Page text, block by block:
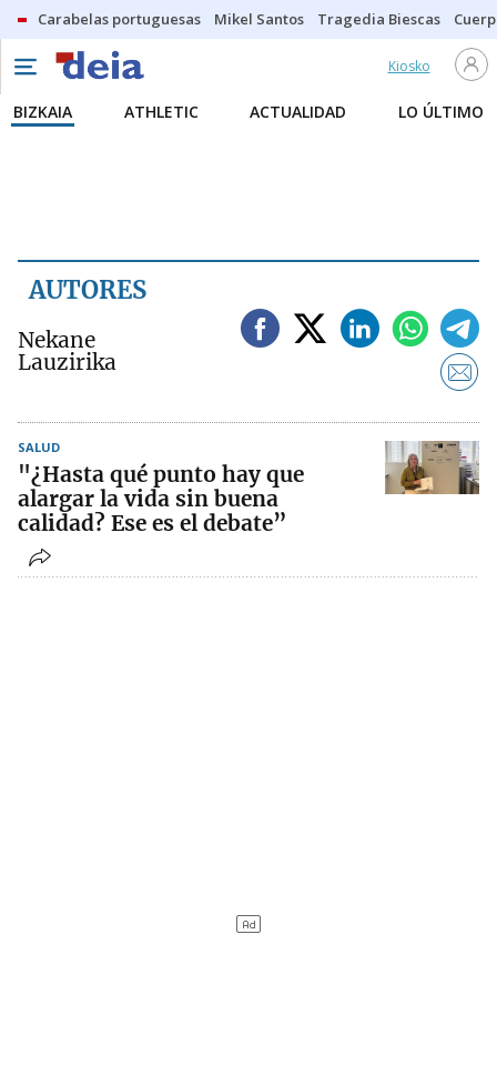
Carabelas portuguesas Mikel Santos Tragedia Biescas
Kiosko
BIZKAIA ATHLETIC ACTUALIDAD LO ÚLTIMO
AUTORES
Nekane
Lauzirika
SALUD
"¿Hasta qué punto hay que
alargar la vida sin buena
calidad? Ese es el debate”